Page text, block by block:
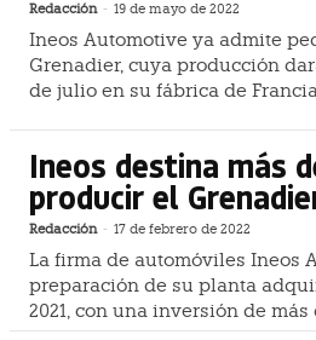
Redacción - 19 de mayo de 2022
Ineos Automotive ya admite
Grenadier, cuya producción
de julio en su fábrica de
Ineos destina más
producir el
Redacción - 17 de febrero de 2022
La firma de automóviles Ineos
preparación de su planta
2021, con una inversión de más